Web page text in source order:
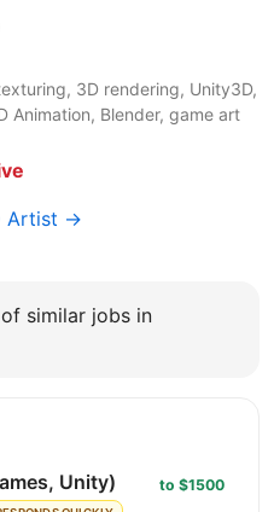
3D rendering, Unity3D,
Animation, Blender, game art
Artist →
similar jobs in
Unity) to $1500